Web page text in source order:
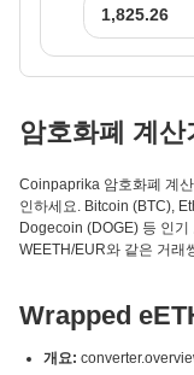
암호화폐 계
Coinpaprika 암호화폐 계
인하세요. Bitcoin (BTC),
Dogecoin (DOGE) 등 인
WEETH/EUR와 같은 거래
Wrapped
개요: